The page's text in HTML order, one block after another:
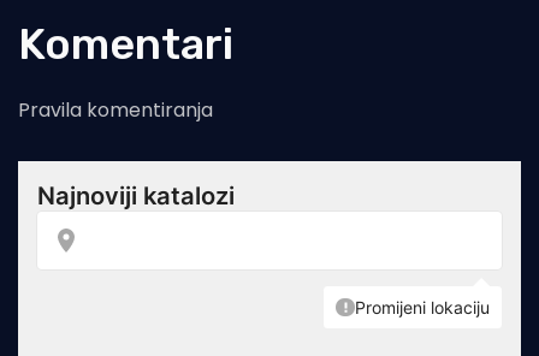
Komentari
Pravila komentiranja